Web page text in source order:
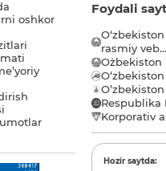
oshkor
Foydali
rasmiy veb...
Respublika
Korporativ
Hozir saytda: